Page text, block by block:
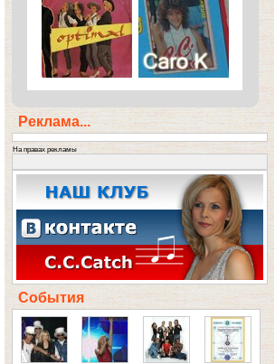
Реклама...
На правах рекламы
События